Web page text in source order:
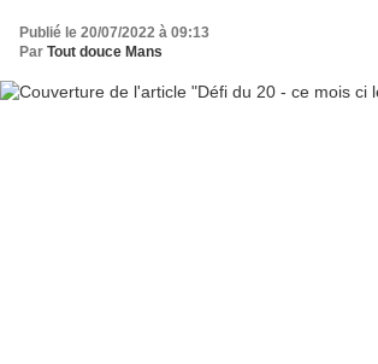
Publié le 20/07/2022 à 09:13
Par Tout douce Mans